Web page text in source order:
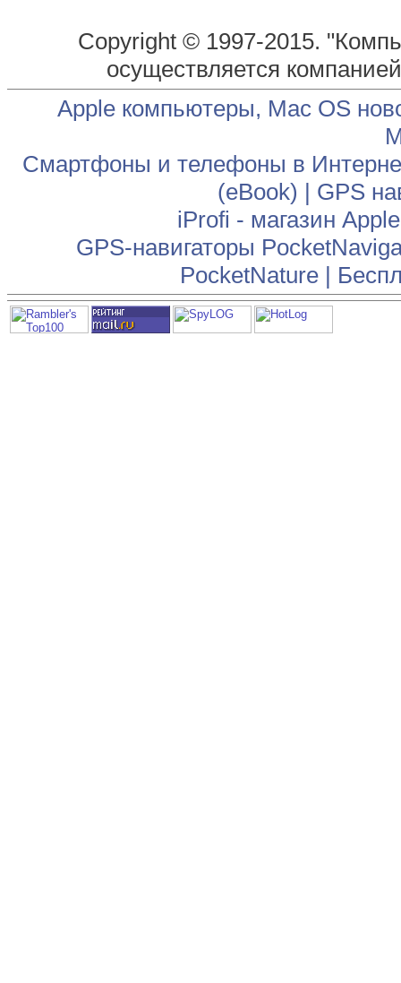
Copyright © 1997-2015.
осуществляется
Apple компьютеры, Mac OS
Смартфоны и телефоны в
(eBook) | GPS
iProfi - магазин
GPS-навигаторы
PocketNature|